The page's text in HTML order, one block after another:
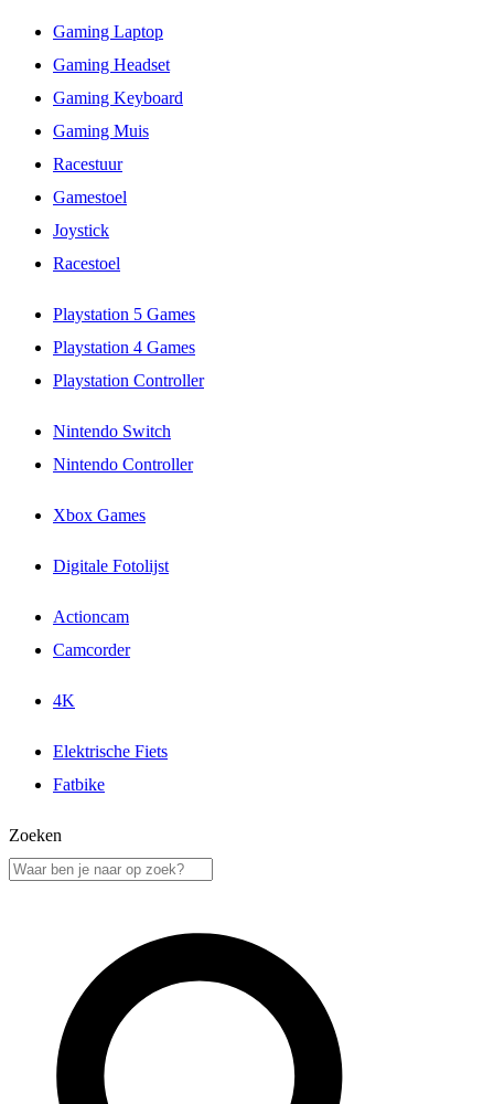
Gaming Laptop
Gaming Headset
Gaming Keyboard
Gaming Muis
Racestuur
Gamestoel
Joystick
Racestoel
Playstation 5 Games
Playstation 4 Games
Playstation Controller
Nintendo Switch
Nintendo Controller
Xbox Games
Digitale Fotolijst
Actioncam
Camcorder
4K
Elektrische Fiets
Fatbike
Zoeken